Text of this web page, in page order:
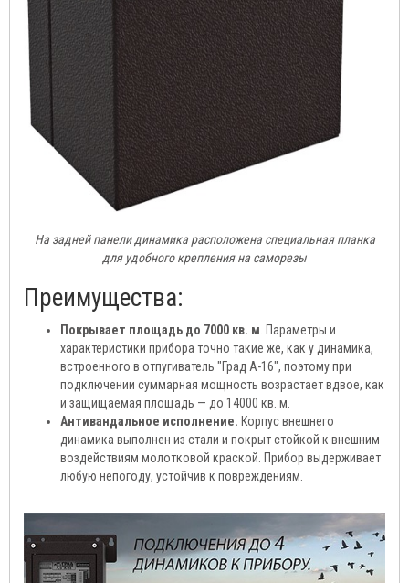
На задней панели динамика расположена специальная планка
для удобного крепления на саморезы
Преимущества:
Покрывает площадь до 7000 кв. м. Параметры и
характеристики прибора точно такие же, как у динамика,
встроенного в отпугиватель "Град А-16", поэтому при
подключении суммарная мощность возрастает вдвое, как
и защищаемая площадь — до 14000 кв. м.
Антивандальное исполнение. Корпус внешнего
динамика выполнен из стали и покрыт стойкой к внешним
воздействиям молотковой краской. Прибор выдерживает
любую непогоду, устойчив к повреждениям.